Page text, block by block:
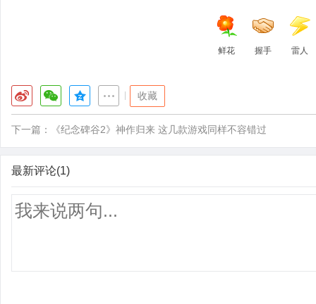
鲜花 握手 雷人
收藏
下一篇： 《纪念碑谷2》神作归来 这几款游戏同样不容错过
最新评论(1)